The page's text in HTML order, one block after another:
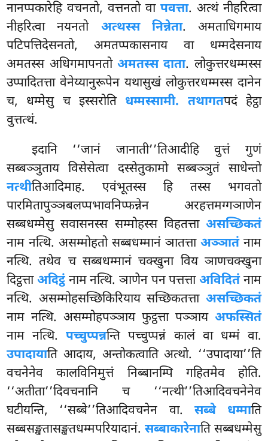
नानप्पकारेहि वचनतो, वत्तनतो वा पवत्ता. अत्थं नीहरित्वा
नीहरित्वा नयनतो अत्थस्स निन्नेता. अमताधिगमाय
पटिपत्तिदेसनतो, अमतप्पकासनाय वा धम्मदेसनाय
अमतस्स अधिगमापनतो अमतस्स दाता. लोकुत्तरधम्मस्स
उप्पादितत्ता वेनेय्यानुरूपेन यथासुखं लोकुत्तरधम्मस्स दानेन
च, धम्मेसु च इस्सरोति धम्मस्सामी. तथागतपदं हेट्ठा
वुत्तत्थं.
इदानि ‘‘जानं जानाती’’तिआदीहि वुत्तं गुणं
सब्बञ्ञुताय विसेसेत्वा दस्सेतुकामो सब्बञ्ञुतं साधेन्तो
नत्थीतिआदिमाह. एवंभूतस्स हि तस्स भगवतो
पारमितापुञ्ञबलप्पभावनिप्फन्नेन अरहत्तमग्गञाणेन
सब्बधम्मेसु सवासनस्स सम्मोहस्स विहतत्ता असच्छिकतं
नाम नत्थि. असम्मोहतो सब्बधम्मानं ञातत्ता अञ्ञातंनाम
नत्थि. तथेव च सब्बधम्मानं चक्खुना विय ञाणचक्खुना
दिट्ठत्ताअदिट्ठंनाम नत्थि. ञाणेन पन पत्तत्ताअविदितंनाम
नत्थि. असम्मोहसच्छिकिरियाय सच्छिकतत्ता असच्छिकतं
नाम नत्थि. असम्मोहपञ्ञाय फुट्ठत्ता पञ्ञाय अफस्सितं
नाम नत्थि.पच्चुप्पन्नन्ति पच्चुप्पन्नं कालं वा धम्मं वा.
उपादायाति आदाय, अन्तोकत्वाति अत्थो. ‘‘उपादाया’’ति
वचनेनेव कालविनिमुत्तं निब्बानम्पि गहितमेव होति.
‘‘अतीता’’दिवचनानि च ‘‘नत्थी’’तिआदिवचनेनेव
घटीयन्ति, ‘‘सब्बे’’तिआदिवचनेन वा. सब्बे धम्माति
सब्बसङ्खतासङ्खतधम्मपरियादानं. सब्बाकारेनाति सब्बधम्मेसु